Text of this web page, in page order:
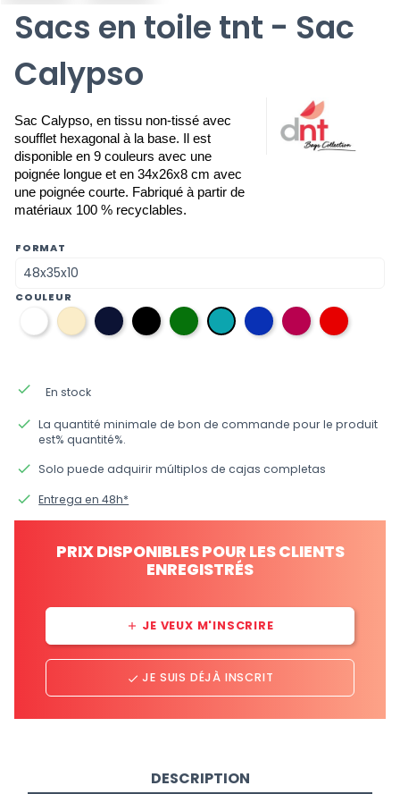
Sacs en toile tnt - Sac
Calypso
Sac Calypso, en tissu non-tissé avec
soufflet hexagonal à la base. Il est
disponible en 9 couleurs avec une
poignée longue et en 34x26x8 cm avec
une poignée courte. Fabriqué à partir de
matériaux 100 % recyclables.
FORMAT
COULEUR
01
blanc
31
écru
08
bleu
marine
12
noir
38
verde
36
bleu
aigue-
34
bleu
électrique
33
fuchsia
09
rouge
done En stock
done La quantité minimale de bon de commande pour le produit
est% quantité%.
done Solo puede adquirir múltiplos de cajas completas
done Entrega en 48h*
PRIX DISPONIBLES POUR LES CLIENTS
ENREGISTRÉS
add JE VEUX M'INSCRIRE
done JE SUIS DÉJÀ INSCRIT
DESCRIPTION